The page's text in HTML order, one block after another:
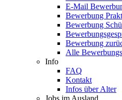
E-Mail
Bewerbung
Bewerbung
Bewerbung
Alle
Info
FAQ
Kontakt
Infos über Alter
Jobs im Ausland